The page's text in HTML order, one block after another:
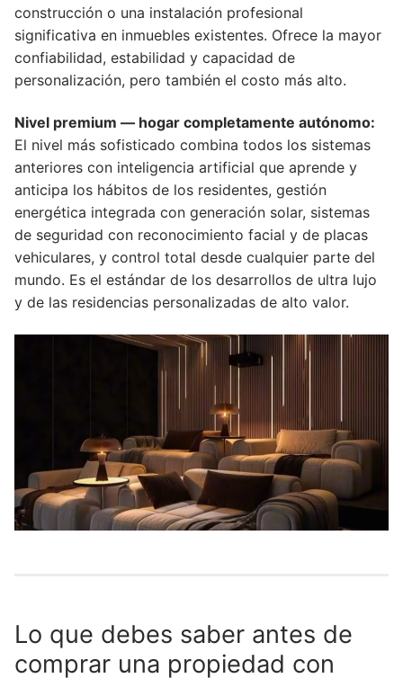
construcción o una instalación profesional
significativa en inmuebles existentes. Ofrece la mayor
confiabilidad, estabilidad y capacidad de
personalización, pero también el costo más alto.
Nivel premium — hogar completamente autónomo:
El nivel más sofisticado combina todos los sistemas
anteriores con inteligencia artificial que aprende y
anticipa los hábitos de los residentes, gestión
energética integrada con generación solar, sistemas
de seguridad con reconocimiento facial y de placas
vehiculares, y control total desde cualquier parte del
mundo. Es el estándar de los desarrollos de ultra lujo
y de las residencias personalizadas de alto valor.
Lo que debes saber antes de
comprar una propiedad con